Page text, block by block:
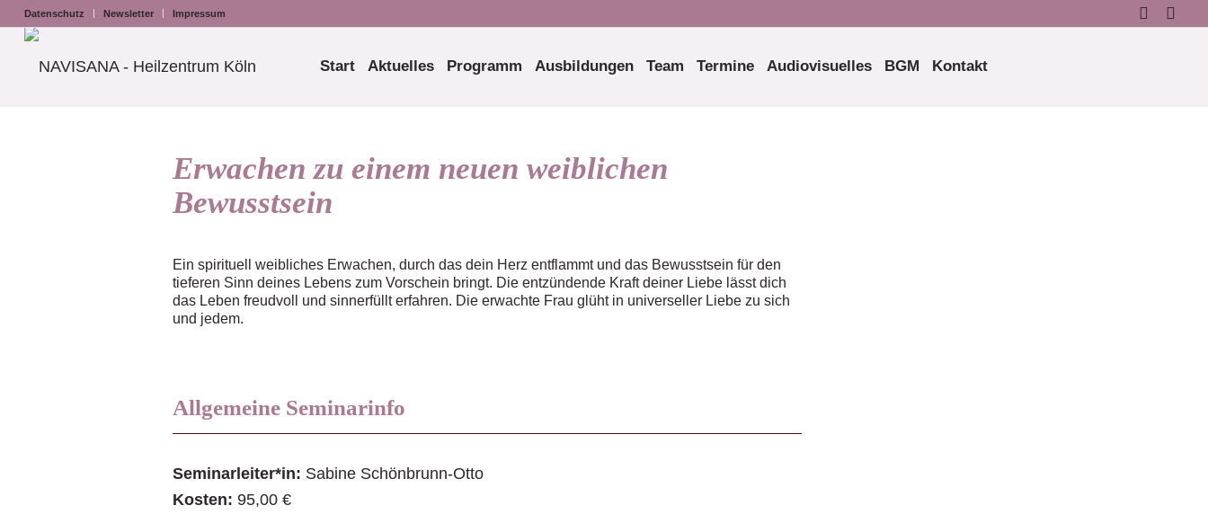
Datenschutz Newsletter Impressum
Start Aktuelles Programm Ausbildungen Team Termine Audiovisuelles BGM Kontakt
Erwachen zu einem neuen weiblichen
Bewusstsein
Ein spirituell weibliches Erwachen, durch das dein Herz entflammt und das Bewusstsein für den
tieferen Sinn deines Lebens zum Vorschein bringt. Die entzündende Kraft deiner Liebe lässt dich
das Leben freudvoll und sinnerfüllt erfahren. Die erwachte Frau glüht in universeller Liebe zu sich
und jedem.
Allgemeine Seminarinfo
Seminarleiter*in: Sabine Schönbrunn-Otto
Kosten: 95,00 €